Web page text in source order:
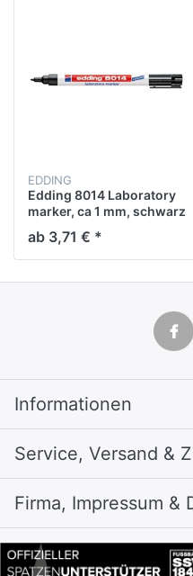
EDDING
Edding 8014 Laboratory
marker, ca 1 mm, schwarz
ab 3,71 € *
Informationen
Service, Versand &
Firma, Impressum &